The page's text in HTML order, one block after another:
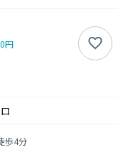
円
歩4分